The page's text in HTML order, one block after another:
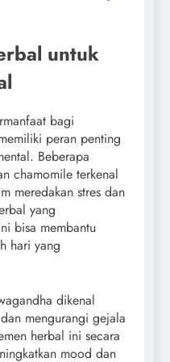
untuk
bagi
peran penting
Beberapa
chamomile terkenal
meredakan stres dan
yang
bisa membantu
hari yang
dikenal
mengurangi gejala
herbal ini secara
mood dan